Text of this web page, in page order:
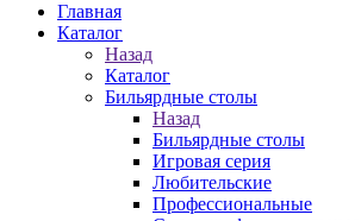
Главная
Каталог
Назад
Каталог
Бильярдные столы
Назад
Бильярдные столы
Игровая серия
Любительские
Профессиональные